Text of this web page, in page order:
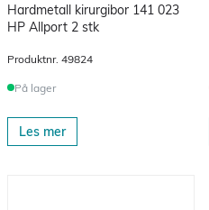
Hardmetall kirurgibor 141 023
HP Allport 2 stk
Produktnr. 49824
På lager
Les mer